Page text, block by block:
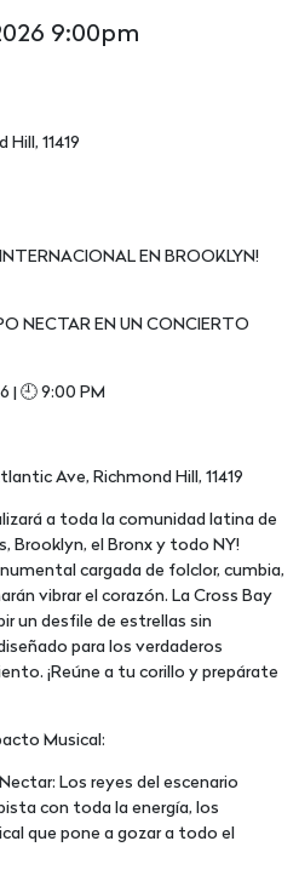
9:00pm
11419
EN BROOKLYN!
NECTAR EN UN CONCIERTO
| 🕘 9:00 PM
Ave, Richmond Hill, 11419
a toda la comunidad latina de
Brooklyn, el Bronx y todo NY!
cargada de folclor, cumbia,
vibrar el corazón. La Cross Bay
un desfile de estrellas sin
para los verdaderos
¡Reúne a tu corillo y prepárate
Musical:
Los reyes del escenario
con toda la energía, los
que pone a gozar a todo el